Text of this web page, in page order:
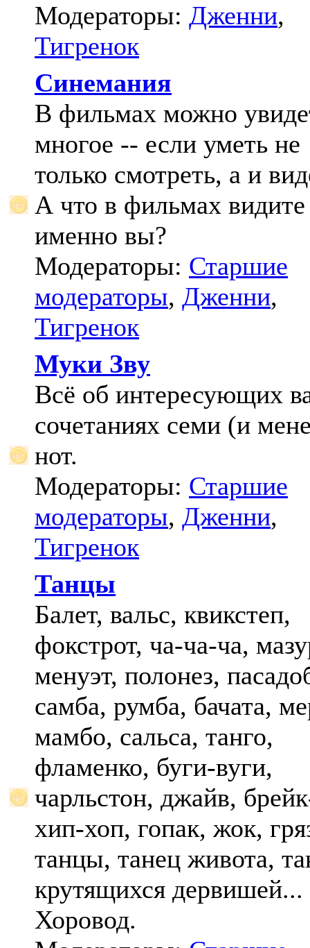
Модераторы: Дженни,
Тигренок
Синемания
В фильмах можно
многое -- если уметь не
только смотреть, а и
А что в фильмах видите
именно вы?
Модераторы: Старшие
модераторы, Дженни,
Тигренок
Муки Зву
Всё об интересующих
сочетаниях семи (и
нот.
Модераторы: Старшие
модераторы, Дженни,
Тигренок
Танцы
Балет, вальс, квикстеп,
фокстрот, ча-ча-ча,
менуэт, полонез,
самба, румба, бачата,
мамбо, сальса, танго,
фламенко, буги-вуги,
чарльстон, джайв,
хип-хоп, гопак, жок,
танцы, танец живота,
крутящихся дервишей...
Хоровод.